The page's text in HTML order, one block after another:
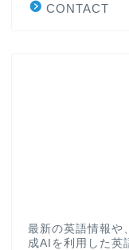
CONTACT
最新の英語情報や
成AIを利用した英